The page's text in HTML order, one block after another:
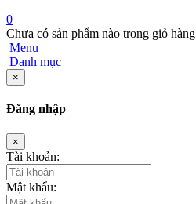
0
Chưa có sản phẩm nào trong giỏ hàng
Menu
Danh mục
×
Đăng nhập
×
Tài khoản:
Mật khẩu: